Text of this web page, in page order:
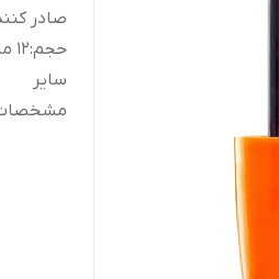
صادر
حجم:12 میلی‌لیتر
سایر